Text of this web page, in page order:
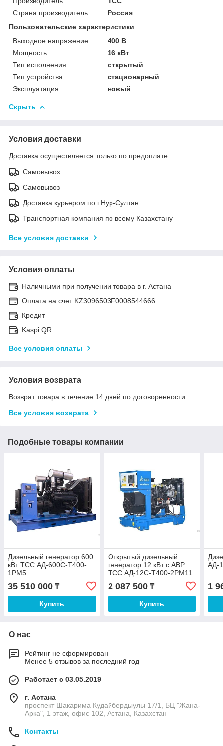
Страна производитель
Россия
Пользовательские характеристики
Выходное напряжение
400 В
Мощность
16 кВт
Тип исполнения
открытый
Тип устройства
стационарный
Эксплуатация
новый
Скрыть
Условия доставки
Доставка осуществляется только по предоплате.
Самовывоз
Самовывоз
Доставка курьером по г.Нур-Султан
Транспортная компания по всему Казахстану
Все условия доставки
Условия оплаты
Наличными при получении товара в г. Астана
Оплата на счет KZ3096503F0008544666
Кредит
Kaspi QR
Все условия оплаты
Условия возврата
Возврат товара в течение 14 дней по договоренности
Все условия возврата
Подобные товары компании
Дизельный генератор 600
кВт ТСС АД-600С-Т400-
1РМ5
35 510 000 ₸
Купить
Открытый дизельный
генератор 12 кВт с АВР
ТСС АД-12С-Т400-2РМ11
2 087 500₸
Купить
АД-
1
О нас
Рейтинг не сформирован
Менее 5 отзывов за последний год
Работает с 03.05.2019
г. Астана
проспект Шакарима Кудайбердыулы 17/1, БЦ "Жана-
Арка", 1 этаж, офис 102, Астана, Казахстан
Контакты